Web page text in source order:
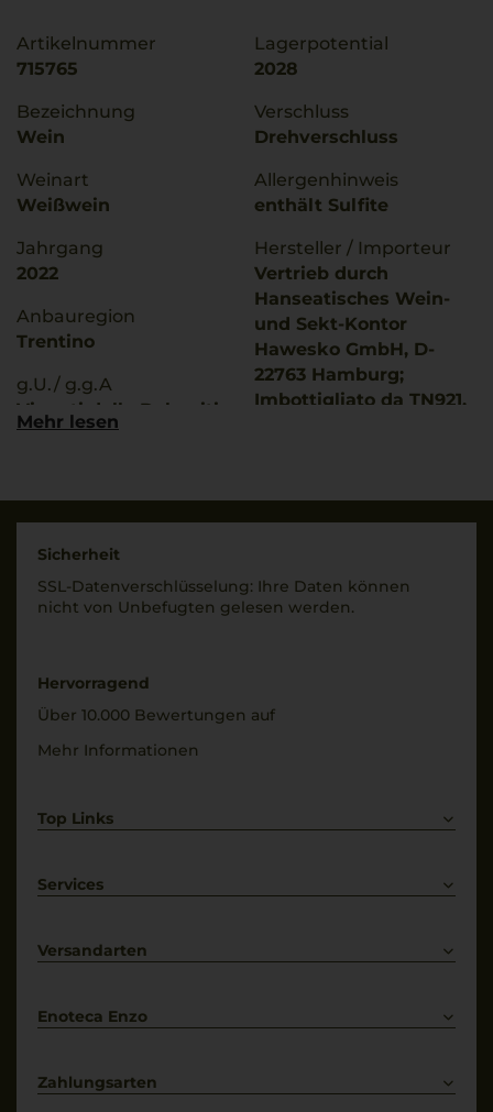
Artikelnummer
715765
Bezeichnung
Wein
Weinart
Weißwein
Jahrgang
2022
Anbauregion
Trentino
g.U./ g.g.A
Vigneti delle Dolomiti
Tipica
Rebsorten
Trinktemperatur
Alkoholgehalt
12 % Vol.
Lagerpotential
2028
Verschluss
Drehverschluss
Allergenhinweis
enthält Sulfite
Hersteller / Importeur
Vertrieb durch
Hanseatisches Wein-
und Sekt-Kontor
Hawesko GmbH, D-
22763 Hamburg;
Imbottigliato da TN921,
Geschmack
Mehr lesen
Sicherheit
SSL-Daten­verschlüs­selung: Ihre Daten können
nicht von Unbe­fugten gelesen werden.
Hervorragend
Über 10.000 Bewertungen auf
Mehr Informationen
Top Links
Weißwein
Services
Kontakt
Versandarten
Enoteca Enzo
Bewertungs-Richtlinien
Zahlungsarten